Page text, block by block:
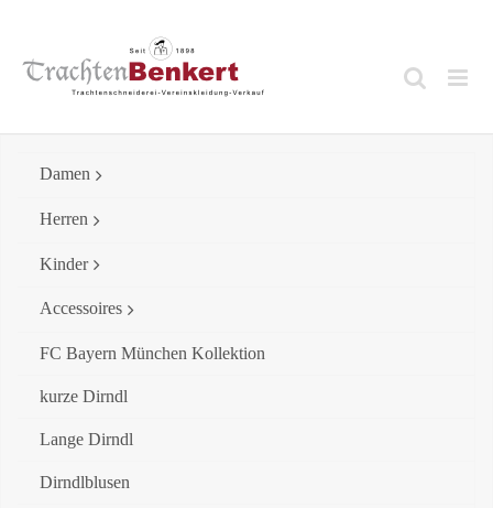
content
Damen
Herren
Kinder
Accessoires
FC Bayern München Kollektion
kurze Dirndl
Lange Dirndl
Dirndlblusen